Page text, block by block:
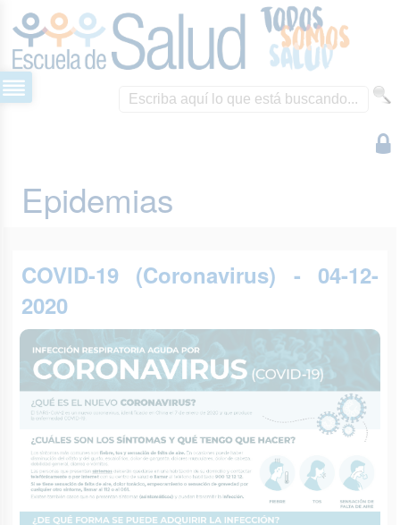
Epidemias
COVID-19 (Coronavirus) - 04-12-
2020